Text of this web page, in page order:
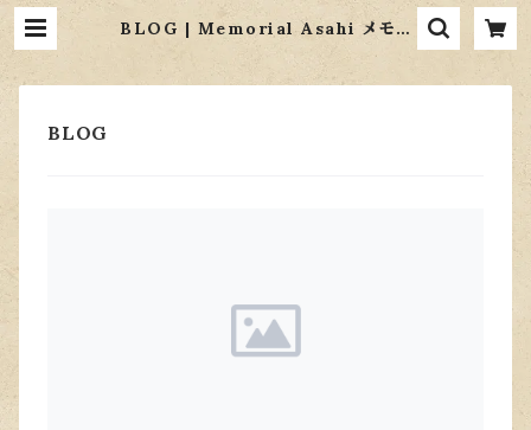
BLOG | Memorial Asahi メモリ
アルあさひ